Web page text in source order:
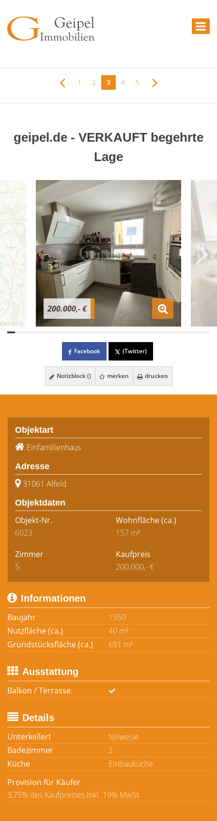
1 2 3 4 5
geipel.de - VERKAUFT begehrte
Lage
200.000,- €
Facebook (Twitter)
Notizblock () merken drucken
Objektart
Einfamilienhaus
Adresse
31061 Alfeld
Objektdaten
Objekt-Nr.
6023
Wohnfläche(ca.)
157 m²
Zimmer
5
Kaufpreis
200.000,- €
Informationen
Baujahr
1950
Nutzfläche (ca.)
40 m²
Grundstücksfläche (ca.)
691 m²
Ausstattung
Balkon / Terrasse
Details
Unterkellert
teilweise
Badezimmer
2
Küche
Einbauküche
Provision für Käufer
3,75% des Kaufpreises inkl. 19% MwSt.